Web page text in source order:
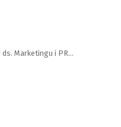
Marketingu i PR…